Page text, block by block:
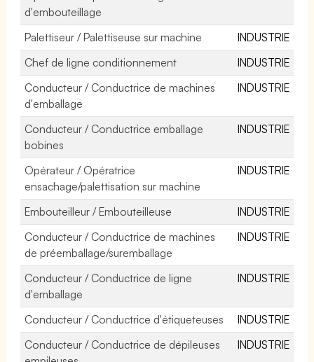
d'embouteillage
Palettiseur / Palettiseuse sur machine
INDUSTRIE
Chef de ligne conditionnement
INDUSTRIE
Conducteur / Conductrice de machines
d'emballage
INDUSTRIE
Conducteur / Conductrice emballage
bobines
INDUSTRIE
Opérateur / Opératrice
ensachage/palettisation sur machine
INDUSTRIE
Embouteilleur / Embouteilleuse
INDUSTRIE
Conducteur / Conductrice de machines
de préemballage/suremballage
INDUSTRIE
Conducteur / Conductrice de ligne
d'emballage
INDUSTRIE
Conducteur / Conductrice d'étiqueteuses
INDUSTRIE
Conducteur / Conductrice de dépileuses
INDUSTRIE